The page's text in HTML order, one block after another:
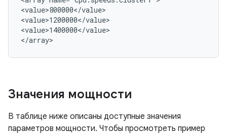
<value>800000</value>
<value>1200000</value>
<value>1400000</value>
Значения мощности
В таблице ниже описаны доступные значения
параметров мощности. Чтобы просмотреть пример